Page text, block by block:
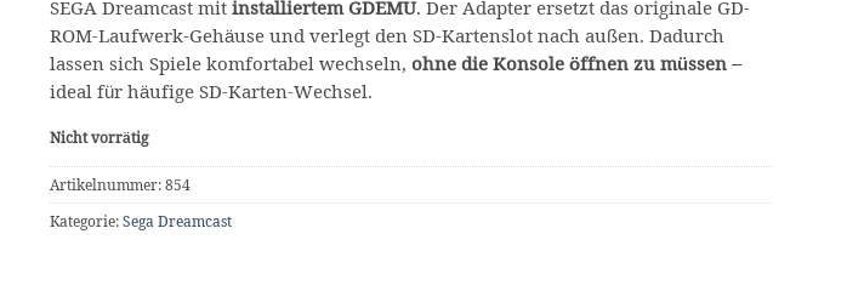
SEGA Dreamcast mit installiertem GDEMU. Der Adapter ersetzt das originale GD-
ROM-Laufwerk-Gehäuse und verlegt den SD-Kartenslot nach außen. Dadurch
lassen sich Spiele komfortabel wechseln, ohne die Konsole öffnen zu müssen –
ideal für häufige SD-Karten-Wechsel.
Nicht vorrätig
Artikelnummer: 854
Kategorie: Sega Dreamcast